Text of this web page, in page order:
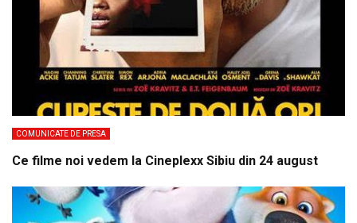
COMUNICATE DE PRESA
Ce filme noi vedem la Cineplexx Sibiu din 24 august